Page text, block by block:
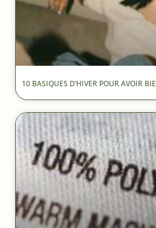
10 BASIQUES D’HIVER POUR AVOIR